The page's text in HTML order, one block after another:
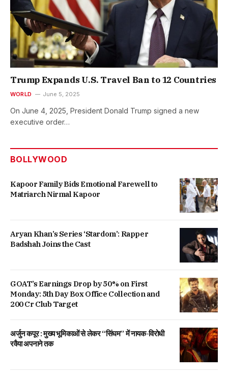
Trump Expands U.S. Travel Ban to 12 Countries
WORLD June 5, 2025
On June 4, 2025, President Donald Trump signed a new
executive order…
BOLLYWOOD
Kapoor Family Bids Emotional Farewell to
Matriarch Nirmal Kapoor
Aryan Khan’s Series ‘Stardom’: Rapper
Badshah Joins the Cast
GOAT’s Earnings Drop by 50% on First
Monday: 5th Day Box Office Collection and
200 Cr Club Target
अर्जुन कपूर : मुख्य भूमिकाओं से लेकर “सिंघम” में नायक-विरोधी
रवैया अपनाने तक